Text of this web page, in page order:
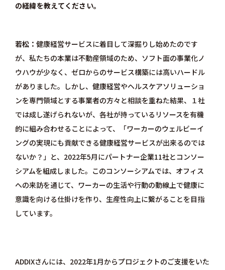
の経緯を教えてください。
若松
健康経営サービスに着目して深掘りし始めたのです
が、私たちの本業は不動産領域のため、ソフト面の事業化ノ
ウハウが少なく、ゼロからのサービス構築には高いハードル
がありました。しかし、健康経営やヘルスケアソリューショ
ンを専門領域とする事業者の方々と相談を重ねた結果、１社
では成し遂げられないが、各社が持っているリソースを有機
的に組み合わせることによって、「ワーカーのウェルビーイ
ングの実現にも貢献できる健康経営サービスが出来るのでは
ないか？」と、 2022年5月にパートナー企業11社とコンソー
シアムを組成しました。このコンソーシアムでは、オフィス
への来訪を通じて、ワーカーの生活や行動の動線上で健康に
意識を向ける仕掛けを作り、生産性向上に繋がることを目指
しています。
ADDIXさんには、2022年1月からプロジェクトのご支援をいた